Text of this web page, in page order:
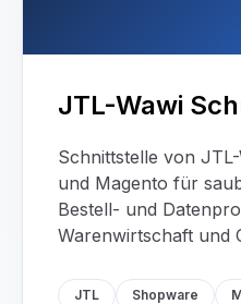
JTL-Wawi
Schnittstelle von
und Magento für
Bestell- und
Warenwirtschaft und
JTL Shopware